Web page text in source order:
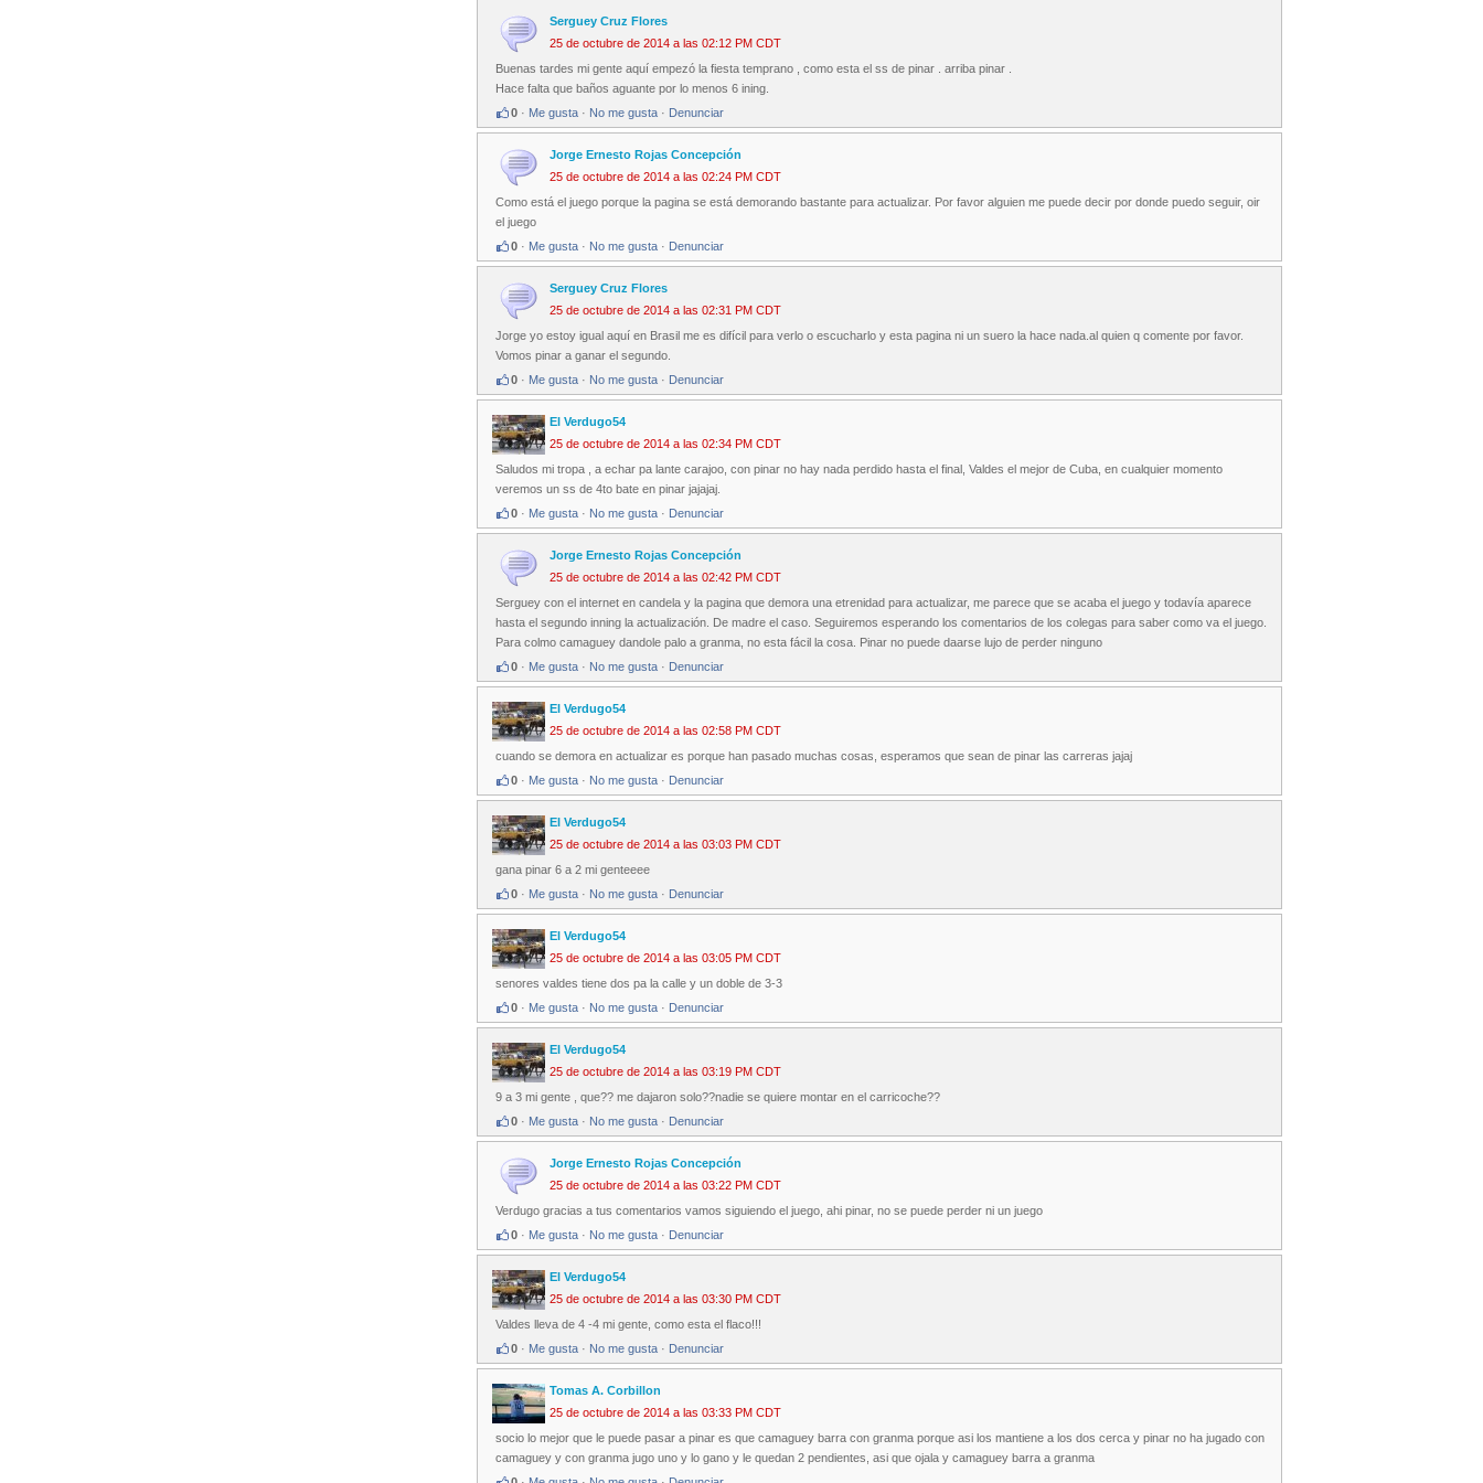
Serguey Cruz Flores
25 de octubre de 2014 a las 02:12 PM CDT
Buenas tardes mi gente aquí empezó la fiesta temprano , como esta el ss de pinar . arriba pinar .
Hace falta que baños aguante por lo menos 6 ining.
0 · Me gusta · No me gusta · Denunciar
Jorge Ernesto Rojas Concepción
25 de octubre de 2014 a las 02:24 PM CDT
Como está el juego porque la pagina se está demorando bastante para actualizar. Por favor alguien me puede decir por donde puedo seguir, oir
el juego
0 · Me gusta · No me gusta · Denunciar
Serguey Cruz Flores
25 de octubre de 2014 a las 02:31 PM CDT
Jorge yo estoy igual aquí en Brasil me es difícil para verlo o escucharlo y esta pagina ni un suero la hace nada.al quien q comente por favor.
Vomos pinar a ganar el segundo.
0 · Me gusta · No me gusta · Denunciar
El Verdugo54
25 de octubre de 2014 a las 02:34 PM CDT
Saludos mi tropa , a echar pa lante carajoo, con pinar no hay nada perdido hasta el final, Valdes el mejor de Cuba, en cualquier momento
veremos un ss de 4to bate en pinar jajajaj.
0 · Me gusta · No me gusta · Denunciar
Jorge Ernesto Rojas Concepción
25 de octubre de 2014 a las 02:42 PM CDT
Serguey con el internet en candela y la pagina que demora una etrenidad para actualizar, me parece que se acaba el juego y todavía aparece
hasta el segundo inning la actualización. De madre el caso. Seguiremos esperando los comentarios de los colegas para saber como va el juego.
Para colmo camaguey dandole palo a granma, no esta fácil la cosa. Pinar no puede daarse lujo de perder ninguno
0 · Me gusta · No me gusta · Denunciar
El Verdugo54
25 de octubre de 2014 a las 02:58 PM CDT
cuando se demora en actualizar es porque han pasado muchas cosas, esperamos que sean de pinar las carreras jajaj
0 · Me gusta · No me gusta · Denunciar
El Verdugo54
25 de octubre de 2014 a las 03:03 PM CDT
gana pinar 6 a 2 mi genteeee
0 · Me gusta · No me gusta · Denunciar
El Verdugo54
25 de octubre de 2014 a las 03:05 PM CDT
senores valdes tiene dos pa la calle y un doble de 3-3
0 · Me gusta · No me gusta · Denunciar
El Verdugo54
25 de octubre de 2014 a las 03:19 PM CDT
9 a 3 mi gente , que?? me dajaron solo??nadie se quiere montar en el carricoche??
0 · Me gusta · No me gusta · Denunciar
Jorge Ernesto Rojas Concepción
25 de octubre de 2014 a las 03:22 PM CDT
Verdugo gracias a tus comentarios vamos siguiendo el juego, ahi pinar, no se puede perder ni un juego
0 · Me gusta · No me gusta · Denunciar
El Verdugo54
25 de octubre de 2014 a las 03:30 PM CDT
Valdes lleva de 4 -4 mi gente, como esta el flaco!!!
0 · Me gusta · No me gusta · Denunciar
Tomas A. Corbillon
25 de octubre de 2014 a las 03:33 PM CDT
socio lo mejor que le puede pasar a pinar es que camaguey barra con granma porque asi los mantiene a los dos cerca y pinar no ha jugado con
camaguey y con granma jugo uno y lo gano y le quedan 2 pendientes, asi que ojala y camaguey barra a granma